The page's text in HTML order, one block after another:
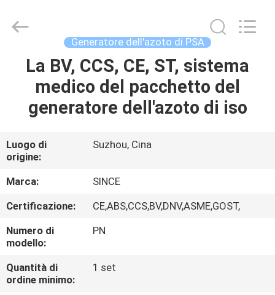
CASA
PRODOTTI
SU
DI
NOI
VISITA
ALLA
FABBRICA
Technology
Generatore dell'azoto di PSA
La BV, CCS, CE, ST, sistema
medico del pacchetto del
generatore dell'azoto di iso
Luogo di
origine:
Suzhou, Cina
Marca:
SINCE
Certificazione:
CE,ABS,CCS,BV,DNV,ASME,GOST,
Numero di
modello:
PN
Quantità di
ordine minimo:
1 set